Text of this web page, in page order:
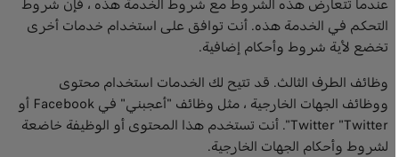
عندما تتعارض هذه الشروط مع شروط الخدمة هذه ، فإن شروط
التحكم في الخدمة هذه. أنت توافق على استخدام خدمات أخرى
تخضع لأية شروط وأحكام إضافية.
وظائف الطرف الثالث. قد تتيح لك الخدمات استخدام محتوى
ووظائف الجهات الخارجية ، مثل وظائف "أعجبني" في Facebook أو
Twitter "Twitter". أنت تستخدم هذا المحتوى أو الوظيفة خاضعة
لشروط وأحكام الجهات الخارجية.